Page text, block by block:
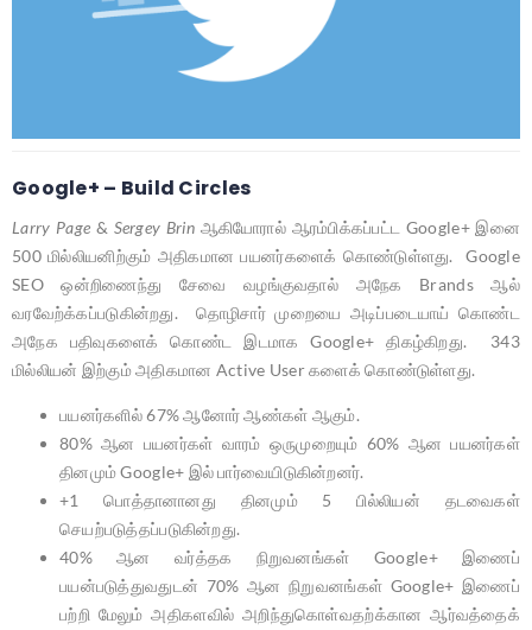
Google+ – Build Circles
Larry Page & Sergey Brinஆகியோரால் ஆரம்பிக்கப்பட்ட Google+ இனை
500 மில்லியனிற்கும் அதிகமான பயனர்களைக் கொண்டுள்ளது. Google
SEO ஒன்றிணைந்து சேவை வழங்குவதால் அநேக Brands ஆல்
வரவேற்க்கப்படுகின்றது. தொழிசார் முறையை அடிப்படையாய் கொண்ட
அநேக பதிவுகளைக் கொண்ட இடமாக Google+ திகழ்கிறது. 343
மில்லியன் இற்கும் அதிகமான Active User களைக் கொண்டுள்ளது.
பயனர்களில் 67% ஆனோர் ஆண்கள் ஆகும்.
80% ஆன பயனர்கள் வாரம் ஒருமுறையும் 60% ஆன பயனர்கள்
தினமும் Google+ இல் பார்வையிடுகின்றனர்.
+1 பொத்தானானது தினமும் 5 பில்லியன் தடவைகள்
செயற்படுத்தப்படுகின்றது.
40% ஆன வர்த்தக நிறுவனங்கள் Google+ இணைப்
பயன்படுத்துவதுடன் 70% ஆன நிறுவனங்கள் Google+ இணைப்
பற்றி மேலும் அதிகளவில் அறிந்துகொள்வதற்க்கான ஆர்வத்தைக்